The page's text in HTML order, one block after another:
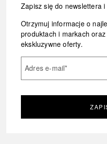
Zapisz się do newslettera
Otrzymuj informacje o
produktach i markach
ekskluzywne oferty.
Adres e-mail*